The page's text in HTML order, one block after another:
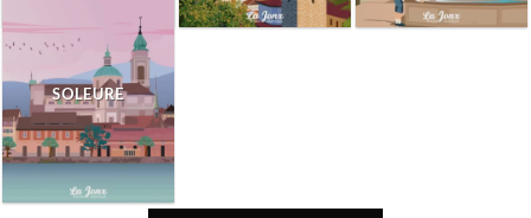
SOLEURE